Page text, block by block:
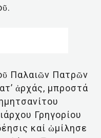
Παλαιῶν Πατρῶν
ἀρχάς, μπροστά
Γρηγορίου
καί ὡμίλησε